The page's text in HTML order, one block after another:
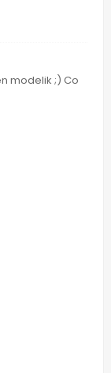
modelik ;) Co